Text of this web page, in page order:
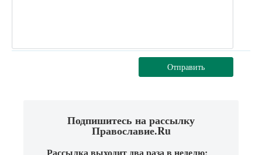
Отправить
Подпишитесь на рассылку
Православие.Ru